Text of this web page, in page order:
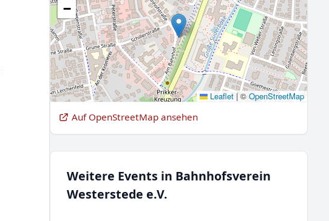
−
Leaflet |©OpenStreetMap
Auf OpenStreetMap ansehen
Weitere Events in Bahnhofsverein
Westerstede e.V.